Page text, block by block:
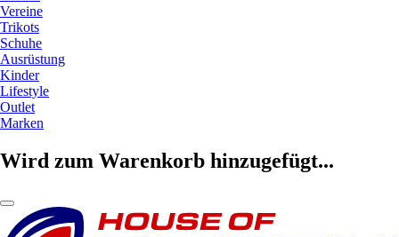
Vereine
Trikots
Schuhe
Ausrüstung
Kinder
Lifestyle
Outlet
Marken
Wird zum Warenkorb hinzugefügt...